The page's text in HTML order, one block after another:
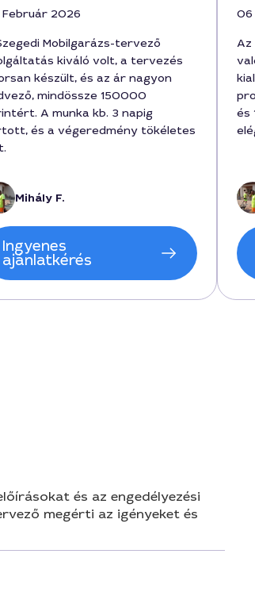
2026
Mobilgarázs-tervező
kiváló volt, a tervezés
készült, és az ár nagyon
mindössze 150000
A munka kb. 3 napig
és a végeredmény tökéletes
Mihály F.
Ingyenes
ajánlatkérés
06
Az
és
és az engedélyezési
megérti az igényeket és